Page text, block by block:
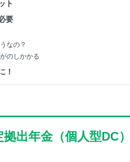
ト
要
なの？
のしかかる
！
出年金（個人型DC）